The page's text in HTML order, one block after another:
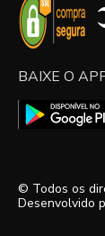
BAIXE O
© Todos os
Desenvolvido